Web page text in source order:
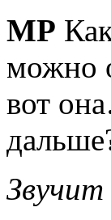
МР
можно
вот
Звучит